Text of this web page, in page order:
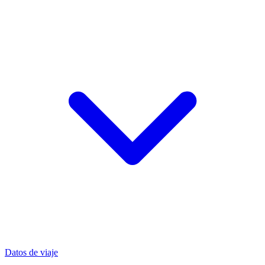
Datos de viaje